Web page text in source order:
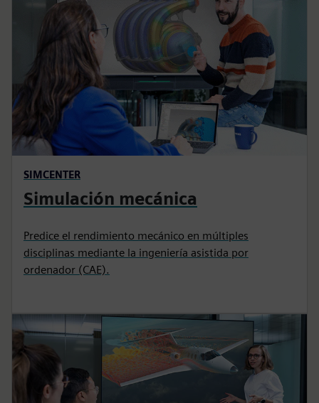
SIMCENTER
Simulación mecánica
Predice el rendimiento mecánico en múltiples
disciplinas mediante la ingeniería asistida por
ordenador (CAE).